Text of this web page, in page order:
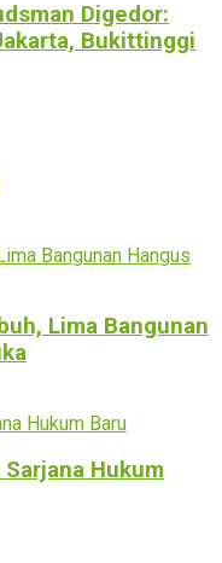
Digedor:
Bukittinggi
Lima Bangunan
Hukum